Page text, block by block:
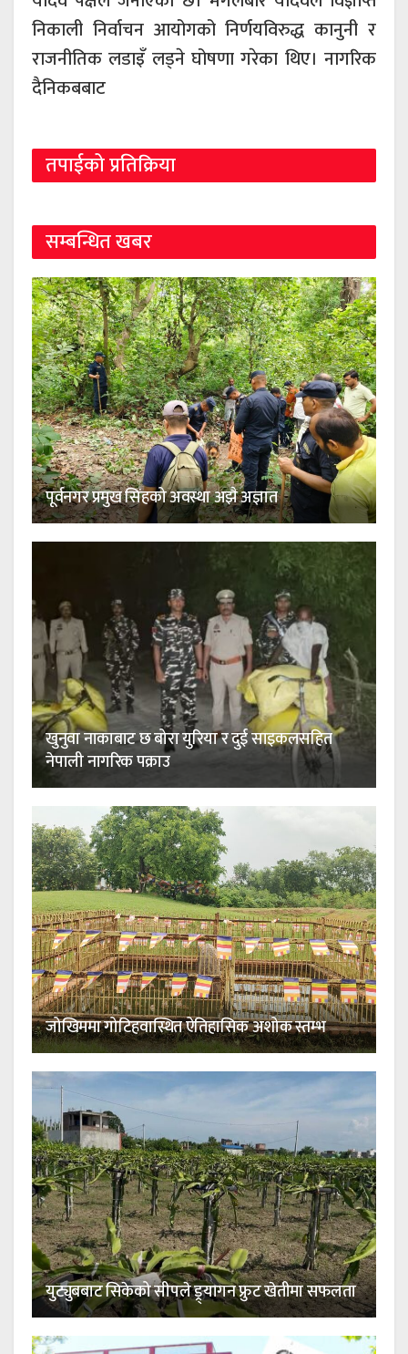
निकाली निर्वाचन आयोगको निर्णयविरुद्ध कानुनी र
राजनीतिक लडाइँ लड्ने घोषणा गरेका थिए। नागरिक
दैनिकबबाट
तपाईको प्रतिक्रिया
सम्बन्धित खबर
पूर्वनगर प्रमुख सिंहको अवस्था अझै अज्ञात
खुनुवा नाकाबाट छ बोरा युरिया र दुई साइकलसहित
नेपाली नागरिक पक्राउ
जोखिममा गोटिहवास्थित ऐतिहासिक अशोक स्तम्भ
युट्युबबाट सिकेको सीपले ड्र्यागन फ्रुट खेतीमा सफलता